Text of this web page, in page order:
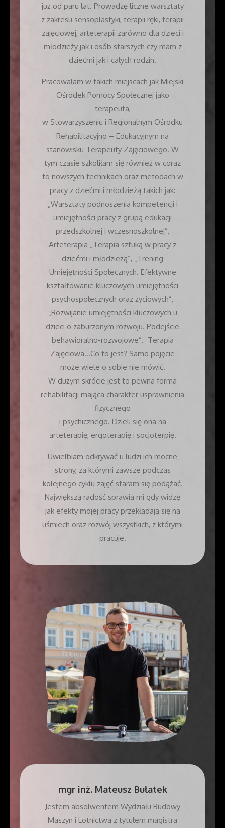
już od paru lat. Prowadzę liczne warsztaty
z zakresu sensoplastyki, terapii ręki, terapii
zajęciowej, arteterapii zarówno dla dzieci i
młodzieży jak i osób starszych czy mam z
dziećmi jak i całych rodzin.
Pracowałam w takich miejscach jak Miejski
Ośrodek Pomocy Społecznej jako
terapeuta,
w Stowarzyszeniu i Regionalnym Ośrodku
Rehabilitacyjno – Edukacyjnym na
stanowisku Terapeuty Zajęciowego. W
tym czasie szkoliłam się również w coraz
to nowszych technikach oraz metodach w
pracy z dziećmi i młodzieżą takich jak:
„Warsztaty podnoszenia kompetencji i
umiejętności pracy z grupą edukacji
przedszkolnej i wczesnoszkolnej”,
Arteterapia „Terapia sztuką w pracy z
dziećmi i młodzieżą”, „Trening
Umiejętności Społecznych. Efektywne
kształtowanie kluczowych umiejętności
psychospołecznych oraz życiowych”,
„Rozwijanie umiejętności kluczowych u
dzieci o zaburzonym rozwoju. Podejście
behawioralno-rozwojowe”. Terapia
Zajęciowa…Co to jest? Samo pojęcie
może wiele o sobie nie mówić.
W dużym skrócie jest to pewna forma
rehabilitacji mająca charakter usprawnienia
fizycznego
i psychicznego. Dzieli się ona na
arteterapię, ergoterapię i socjoterpię.
Uwielbiam odkrywać u ludzi ich mocne
strony, za którymi zawsze podczas
kolejnego cyklu zajęć staram się podążać.
Największą radość sprawia mi gdy widzę
jak efekty mojej pracy przekładają się na
uśmiech oraz rozwój wszystkich, z którymi
pracuje.
mgr inż.Mateusz Bułatek
Jestem absolwentem Wydziału Budowy
Maszyn i Lotnictwa z tytułem magistra